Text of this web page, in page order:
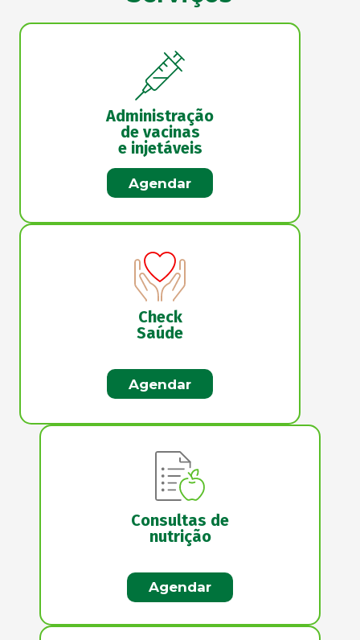
Administração
de vacinas
e injetáveis
Agendar
Check
Saúde
Agendar
Consultas de
nutrição
Agendar